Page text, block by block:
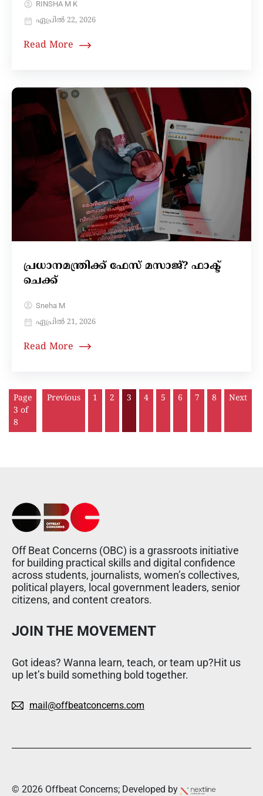
RINSHA M K
ഏപ്രിൽ 22, 2026
Read More
പ്രധാനമന്ത്രിക്ക് ഫേസ് മസാജ്? ഫാക്ട്
ചെക്ക്
Sneha M
ഏപ്രിൽ 21, 2026
Read More
Page
3 of
8
Previous 1 2 3 4 5 6 7 8 Next
Off Beat Concerns (OBC) is a grassroots initiative
for building practical skills and digital confidence
across students, journalists, women’s collectives,
political players, local government leaders, senior
citizens, and content creators.
JOIN THE MOVEMENT
Got ideas? Wanna learn, teach, or team up?Hit us
up let’s build something bold together.
mail@offbeatconcerns.com
© 2026 Offbeat Concerns; Developed by